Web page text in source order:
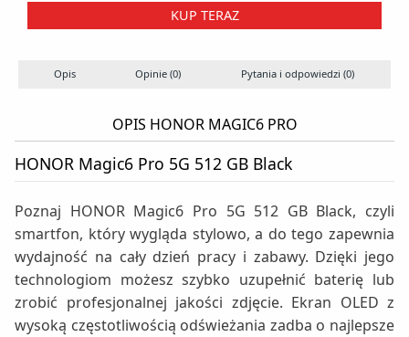
KUP TERAZ
Opis Opinie (0) Pytania i odpowiedzi (0)
OPIS HONOR MAGIC6 PRO
HONOR Magic6 Pro 5G 512 GB Black
Poznaj HONOR Magic6 Pro 5G 512 GB Black, czyli
smartfon, który wygląda stylowo, a do tego zapewnia
wydajność na cały dzień pracy i zabawy. Dzięki jego
technologiom możesz szybko uzupełnić baterię lub
zrobić profesjonalnej jakości zdjęcie. Ekran OLED z
wysoką częstotliwością odświeżania zadba o najlepsze